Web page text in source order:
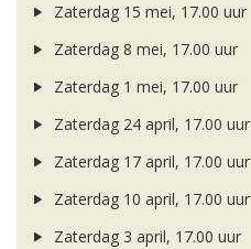
Zaterdag 15 mei, 17.00 uur
Zaterdag 8 mei, 17.00 uur
Zaterdag 1 mei, 17.00 uur
Zaterdag 24 april, 17.00 uur
Zaterdag 17 april, 17.00 uur
Zaterdag 10 april, 17.00 uur
Zaterdag 3 april, 17.00 uur